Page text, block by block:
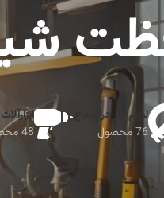
لوازم کار در ارتفاع
76 محصول
48 محصول